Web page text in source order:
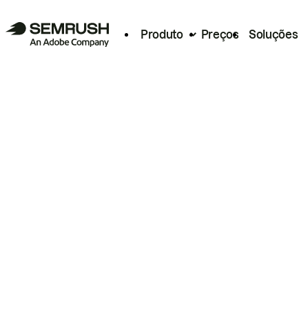
Produto Preços Soluções